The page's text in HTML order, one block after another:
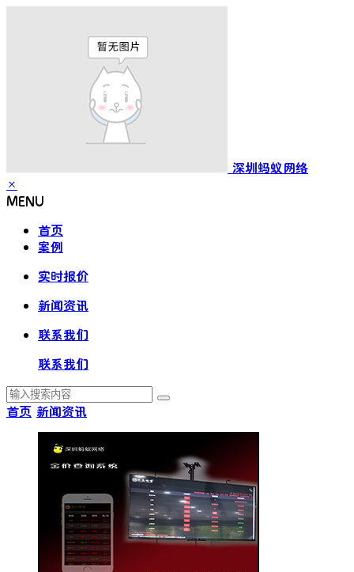
深圳蚂蚁网络
×
MENU
首页
案例
实时报价
新闻资讯
联系我们
联系我们
首页 新闻资讯